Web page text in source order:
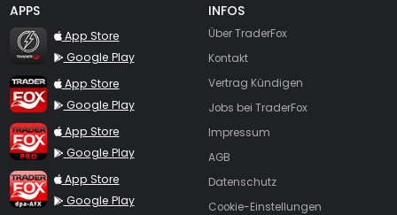
APPS
TraderFox Flash
App Store
Google Play
TraderFox App
App Store
Google Play
TraderFox Pro
App Store
Google Play
TraderFox dpa-AFX ProFeed
App Store
Google Play
INFOS
Über TraderFox
Kontakt
Vertrag Kündigen
Jobs bei TraderFox
Impressum
AGB
Datenschutz
Cookie-Einstellungen